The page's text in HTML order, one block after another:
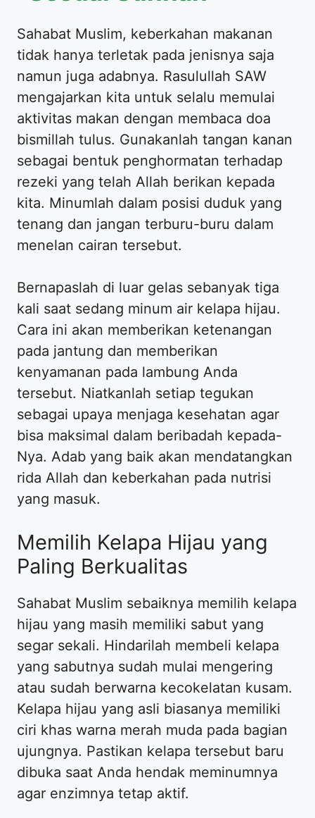
Sahabat Muslim, keberkahan makanan
tidak hanya terletak pada jenisnya saja
namun juga adabnya. Rasulullah SAW
mengajarkan kita untuk selalu memulai
aktivitas makan dengan membaca doa
bismillah tulus. Gunakanlah tangan kanan
sebagai bentuk penghormatan terhadap
rezeki yang telah Allah berikan kepada
kita. Minumlah dalam posisi duduk yang
tenang dan jangan terburu-buru dalam
menelan cairan tersebut.
Bernapaslah di luar gelas sebanyak tiga
kali saat sedang minum air kelapa hijau.
Cara ini akan memberikan ketenangan
pada jantung dan memberikan
kenyamanan pada lambung Anda
tersebut. Niatkanlah setiap tegukan
sebagai upaya menjaga kesehatan agar
bisa maksimal dalam beribadah kepada-
Nya. Adab yang baik akan mendatangkan
rida Allah dan keberkahan pada nutrisi
yang masuk.
Memilih Kelapa Hijau yang
Paling Berkualitas
Sahabat Muslim sebaiknya memilih kelapa
hijau yang masih memiliki sabut yang
segar sekali. Hindarilah membeli kelapa
yang sabutnya sudah mulai mengering
atau sudah berwarna kecokelatan kusam.
Kelapa hijau yang asli biasanya memiliki
ciri khas warna merah muda pada bagian
ujungnya. Pastikan kelapa tersebut baru
dibuka saat Anda hendak meminumnya
agar enzimnya tetap aktif.